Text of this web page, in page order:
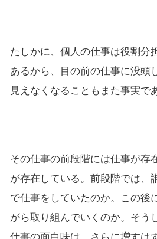
たしかに、個人の仕事は役割分
あるから、目の前の仕事に没頭
見えなくなることもまた事実で
その仕事の前段階には仕事が存
が存在している。前段階では、
で仕事をしていたのか。この後
がら取り組んでいくのか。そう